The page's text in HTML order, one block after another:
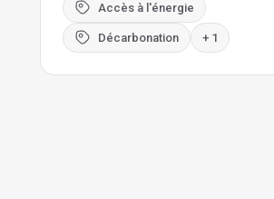
Accès à l'énergie
Décarbonation + 1